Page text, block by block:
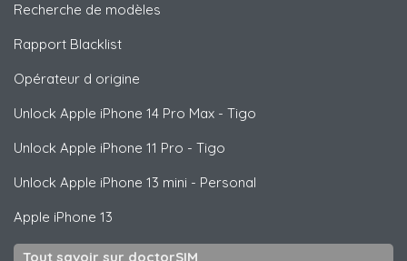
Recherche de modèles
Rapport Blacklist
Opérateur d origine
Unlock Apple iPhone 14 Pro Max - Tigo
Unlock Apple iPhone 11 Pro - Tigo
Unlock Apple iPhone 13 mini - Personal
Apple iPhone 13
Tout savoir sur doctorSIM